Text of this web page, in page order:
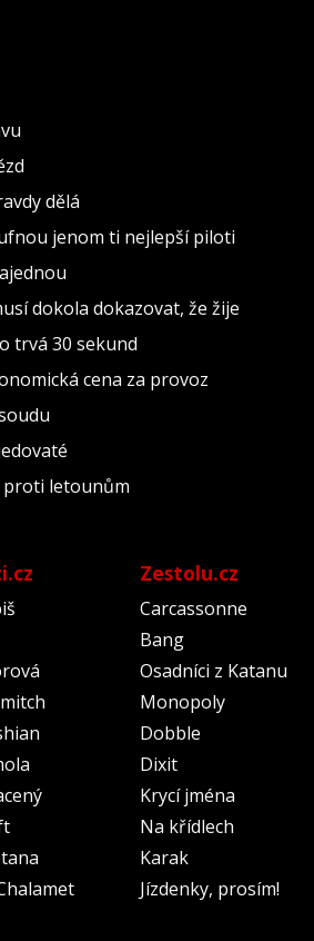
dělá
jenom ti nejlepší piloti
dokola dokazovat, že žije
trvá 30 sekund
cena za provoz
proti letounům
Zestolu.cz
Carcassonne
Bang
Osadníci z Katanu
Monopoly
Dobble
Dixit
Krycí jména
Na křídlech
Karak
Jízdenky, prosím!